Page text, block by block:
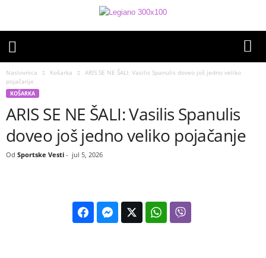
Naslovnica Košarka
ARIS SE NE ŠALI: Vasilis Spanulis doveo još jedno veliko
pojačanje
KOŠARKA
ARIS SE NE ŠALI: Vasilis Spanulis
doveo još jedno veliko pojačanje
Od Sportske Vesti - jul 5, 2026